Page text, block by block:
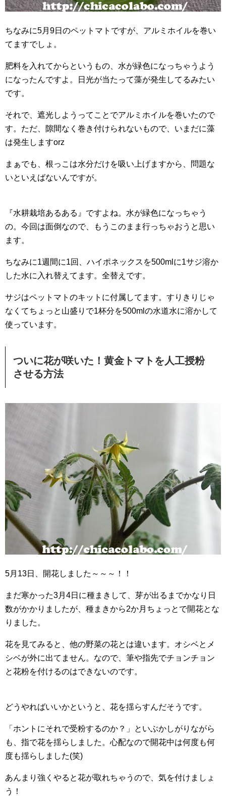
ちなみに5月9日のペットマトですが、アルミホイルを巻い
てますでしょ。
肥料を入れてからというもの、水が緑色になっちゃうよう
になったんですよ。日光が当たって藻が発生してるみたい
です。
それで、遮光しようってことでアルミホイルを巻いたので
す。ただ、隙間なく巻き付けられないもので、いまだに藻
は発生しますorz
まぁでも、根っこは水分だけを吸い上げますから、問題な
いといえばないんですが。
『水耕栽培あるある』ですよね。水が緑色になっちゃう
の。今回は面倒なので、もうこのまま行っちゃおうと思い
ます。
ちなみに1週間に1回、ハイポネックスを500mlに1サジ溶か
した水に入れ替えてます。全替えです。
サジはペットマトのキットに付属してます。すりきりじゃ
なくてちょっと山盛りで1杯分を500mlの水道水に溶かして
使っています。
ついに花が咲いた！黄金トマトを人工授粉
させる方法
5月13日、開花しました～～～！！
まだ寒かった3月4日に種まきして、芽が出るまでかなり日
数がかかりましたが、種まきから2か月ちょっとで開花とな
りました。
花を見てみると、他の野菜の花とは違います。オシベとメ
シベが外に出てません。なので、筆や指先でチョンチョン
と花粉を付けるのはできないのです。
どうやればいいかというと、花を揺らすんだそうです。
「ホントにそれで受粉するのか？」といぶかしがりながら
も、指で花を揺らしました。心配なので開花中は何度も何
度も揺らしました(笑)
あんまり強くやると花が取れちゃうので、気を付けましょ
う！